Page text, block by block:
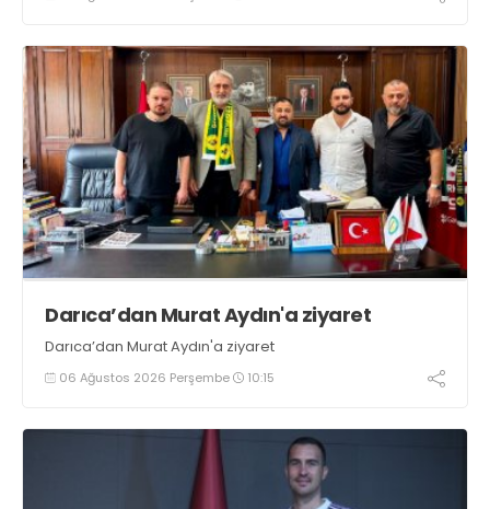
sporculara Kandıra'nın yöresel lezzeti mancarlı pide ve
Darıca’dan Murat Aydın'a ziyaret
Darıca’dan Murat Aydın'a ziyaret
06 Ağustos 2026 Perşembe 10:15